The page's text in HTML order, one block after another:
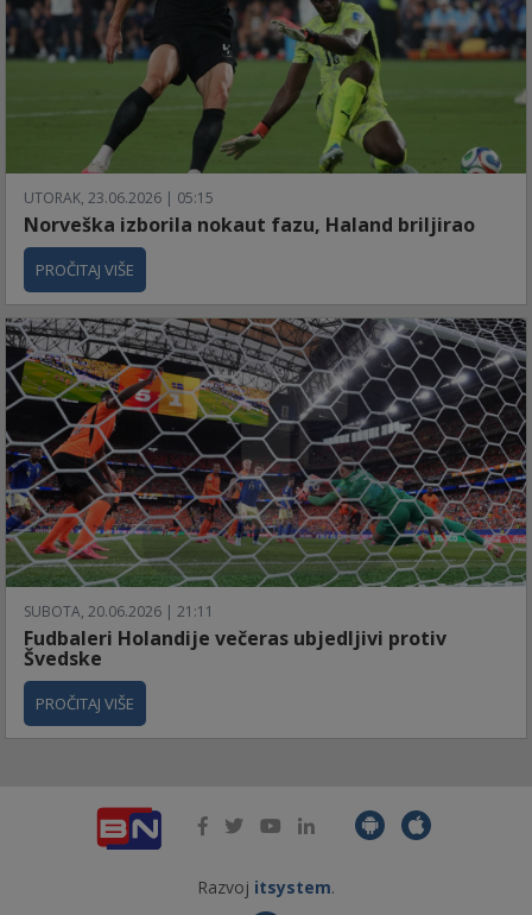
UTORAK, 23.06.2026 | 05:15
Norveška izborila nokaut fazu, Haland briljirao
PROČITAJ VIŠE
SUBOTA, 20.06.2026 | 21:11
Fudbaleri Holandije večeras ubjedljivi protiv
Švedske
PROČITAJ VIŠE
Razvoj itsystem.